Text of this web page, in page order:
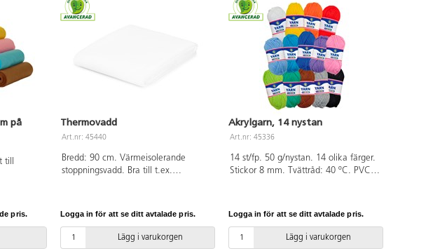
på
pris.
Thermovadd
Art.nr: 45440
Bredd: 90 cm. Värmeisolerande
stoppningsvadd. Bra till t.ex.
OEKO-TEX®-certifierad, klass I
(Standard 100). PVC-fri.
Logga in för att se ditt avtalade pris.
Lägg i varukorgen
Akrylgarn, 14 nystan
Art.nr: 45336
14 st/fp. 50 g/nystan. 14 olika färger.
Stickor 8 mm. Tvättråd: 40 ºC. PVC-
Logga in för att se ditt avtalade pris.
Lägg i varukorgen